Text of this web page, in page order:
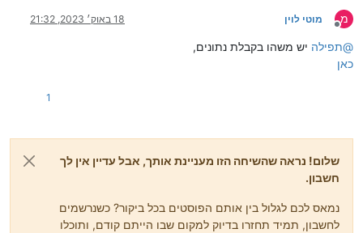
מ
מנותק
מוטי לוין 18 באוק׳ 2023, 21:32
@תפילה יש משהו בקבלת נתונים,
כאן
1
שלום! נראה שהשיחה הזו מעניינת אותך, אבל עדיין אין לך
חשבון.
נמאס לכם לגלול בין אותם הפוסטים בכל ביקור? כשנרשמים
לחשבון, תמיד תחזרו בדיוק למקום שבו הייתם קודם, ותוכלו